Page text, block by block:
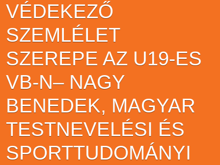
VÉDEKEZŐ
SZEMLÉLET
SZEREPE AZ U19-ES
VB-N– NAGY
BENEDEK, MAGYAR
TESTNEVELÉSI ÉS
SPORTTUDOMÁNYI